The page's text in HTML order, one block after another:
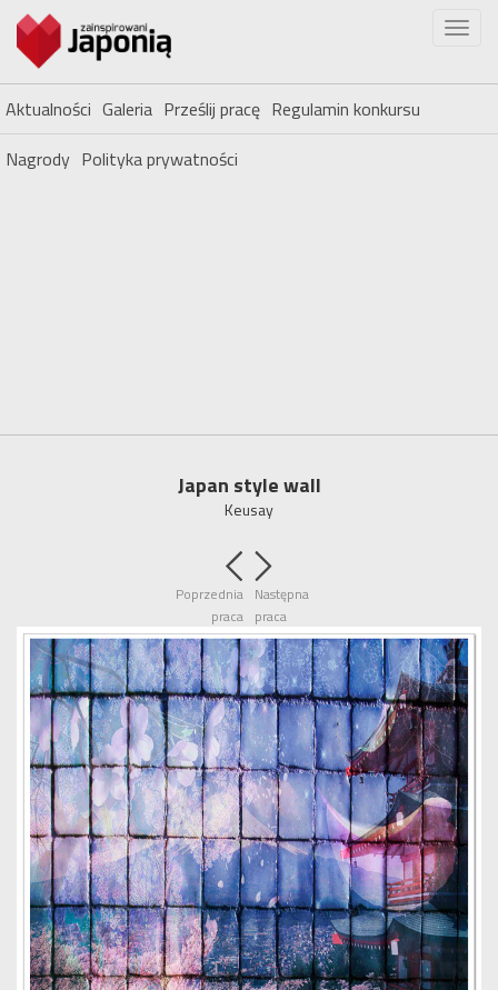
Aktualności Galeria Prześlij pracę Regulamin konkursu
Nagrody Polityka prywatności
Japan style wall
Keusay
Poprzednia
praca
Następna
praca